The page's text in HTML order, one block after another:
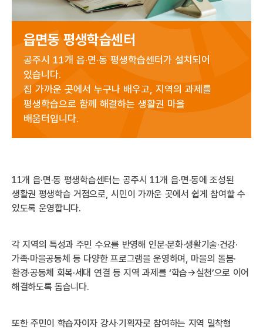
읍면동 평생학습센터
공주시 11개 읍·면·동 평생학습센터가 설치되어
있습니다.
집 가까운 곳에서 누구나 배우고, 지역의 과제를
평생학습으로 함께 해결하는 생활권 마을
배움터입니다.
11개 읍·면·동 평생학습센터는 공주시 11개 읍·면·동에 조성된
생활권 평생학습 거점으로, 시민이 가까운 곳에서 쉽게 참여할 수
있도록 운영합니다.
각 지역의 특성과 주민 수요를 반영해 인문·문화·생활기술·건강·
가족·마을공동체 등 다양한 프로그램을 운영하며, 마을의 돌봄·
환경·공동체 회복·세대 연결 등 지역 과제를 ‘학습→실천’으로 이어
해결하도록 돕습니다.
또한 주민이 학습자이자 강사·기획자로 참여하는 지역 밀착형